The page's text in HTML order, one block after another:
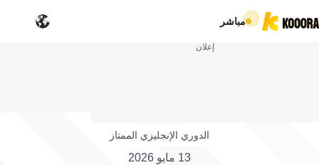
مباشر
إعلان
الدوري الإنجليزي الممتاز
13 مايو 2026